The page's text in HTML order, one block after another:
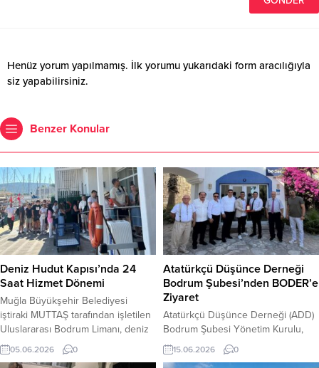
Henüz yorum yapılmamış. İlk yorumu yukarıdaki form aracılığıyla
siz yapabilirsiniz.
Benzer Konular
Deniz Hudut Kapısı’nda 24
Saat Hizmet Dönemi
Muğla Büyükşehir Belediyesi
iştiraki MUTTAŞ tarafından işletilen
Uluslararası Bodrum Limanı, deniz
hudut kapısında 24 saat kesintisiz
hizmet uygulamasına geçerek
05.06.2026 0
Atatürkçü Düşünce Derneği
Bodrum Şubesi’nden BODER’e
Ziyaret
Atatürkçü Düşünce Derneği (ADD)
Bodrum Şubesi Yönetim Kurulu,
Bodrum Turistik Otelciler,
İşletmeciler ve Yatırımcılar Derneği
15.06.2026 0